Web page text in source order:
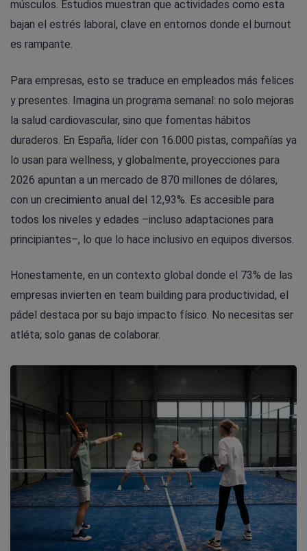
músculos. Estudios muestran que actividades como esta
bajan el estrés laboral, clave en entornos donde el burnout
es rampante.
Para empresas, esto se traduce en empleados más felices
y presentes. Imagina un programa semanal: no solo mejoras
la salud cardiovascular, sino que fomentas hábitos
duraderos. En España, líder con 16.000 pistas, compañías ya
lo usan para wellness, y globalmente, proyecciones para
2026 apuntan a un mercado de 870 millones de dólares,
con un crecimiento anual del 12,93%. Es accesible para
todos los niveles y edades –incluso adaptaciones para
principiantes–, lo que lo hace inclusivo en equipos diversos.
Honestamente, en un contexto global donde el 73% de las
empresas invierten en team building para productividad, el
pádel destaca por su bajo impacto físico. No necesitas ser
atléta; solo ganas de colaborar.